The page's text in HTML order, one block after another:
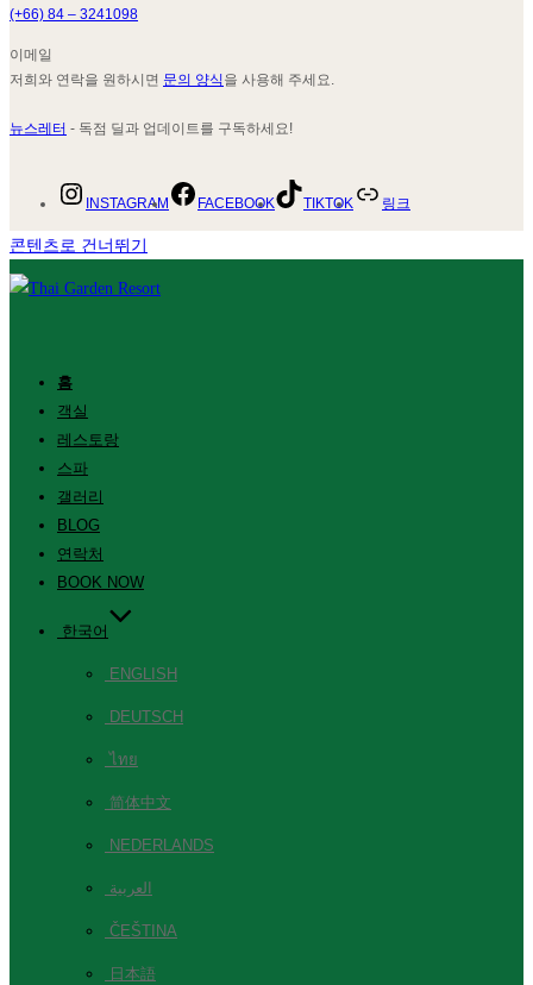
(+66) 84 – 3241098
이메일
저희와 연락을 원하시면 문의 양식을 사용해 주세요.
뉴스레터 - 독점 딜과 업데이트를 구독하세요!
INSTAGRAM FACEBOOK TIKTOK 링크
콘텐츠로 건너뛰기
홈
객실
레스토랑
스파
갤러리
BLOG
연락처
BOOK NOW
한국어
ENGLISH
DEUTSCH
ไทย
简体中文
NEDERLANDS
العربية
ČEŠTINA
日本語